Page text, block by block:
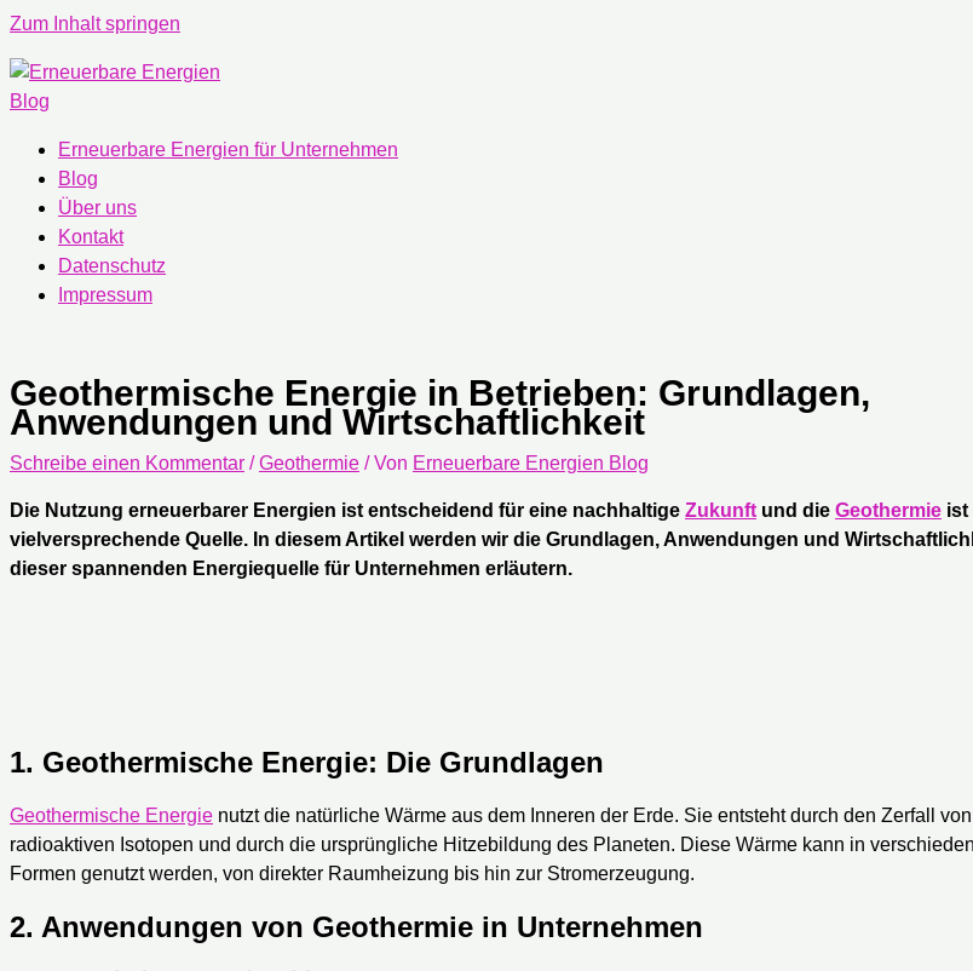
Zum Inhalt springen
Erneuerbare Energien für Unternehmen
Blog
Über uns
Kontakt
Datenschutz
Impressum
Geothermische Energie in Betrieben: Grundlagen,
Anwendungen und Wirtschaftlichkeit
Schreibe einen Kommentar /Geothermie / Von Erneuerbare Energien Blog
Die Nutzung erneuerbarer Energien ist entscheidend für eine nachhaltige Zukunft und die Geothermie ist
vielversprechende Quelle. In diesem Artikel werden wir die Grundlagen, Anwendungen und
dieser spannenden Energiequelle für Unternehmen erläutern.
1. Geothermische Energie: Die Grundlagen
Geothermische Energie nutzt die natürliche Wärme aus dem Inneren der Erde. Sie entsteht durch den Zerfall von
radioaktiven Isotopen und durch die ursprüngliche Hitzebildung des Planeten. Diese Wärme kann in
Formen genutzt werden, von direkter Raumheizung bis hin zur Stromerzeugung.
2. Anwendungen von Geothermie in Unternehmen